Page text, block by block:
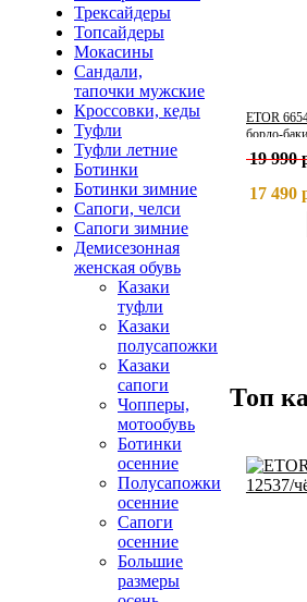
Трексайдеры
Топсайдеры
Мокасины
Сандали,
тапочки мужские
Кроссовки, кеды
Туфли
Туфли летние
Ботинки
Ботинки зимние
Сапоги, челси
Сапоги зимние
Демисезонная
женская обувь
Казаки
туфли
Казаки
полусапожки
Казаки
сапоги
Чопперы,
мотообувь
Ботинки
осенние
Полусапожки
осенние
Сапоги
осенние
Большие
размеры
ETOR
бордо-
19 990
17 490
Топ